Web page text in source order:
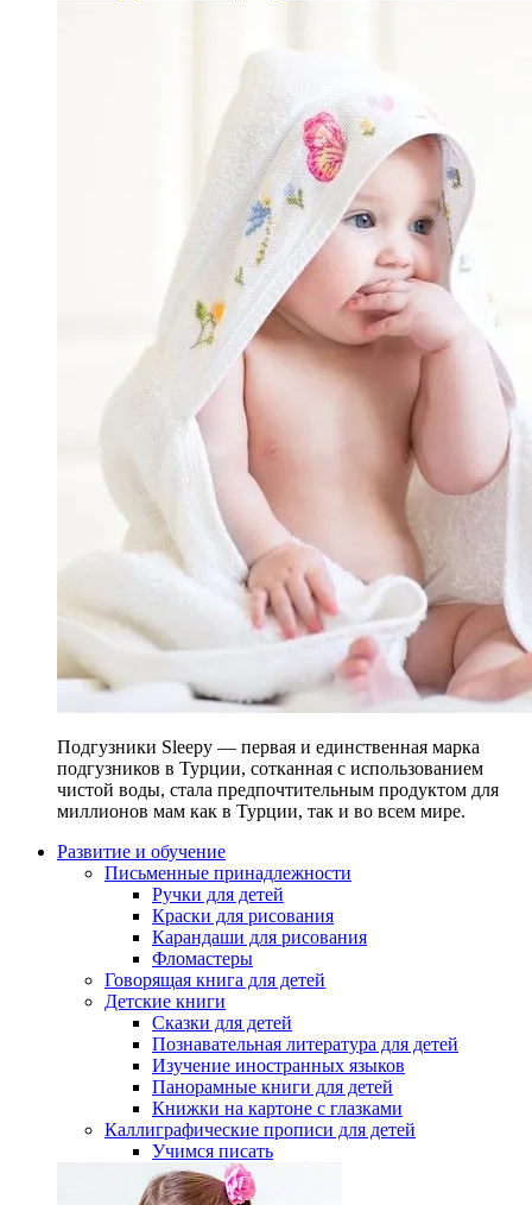
Подгузники Sleepy — первая и единственная марка
подгузников в Турции, сотканная с использованием
чистой воды, стала предпочтительным продуктом для
миллионов мам как в Турции, так и во всем мире.
Развитие и обучение
Письменные принадлежности
Ручки для детей
Краски для рисования
Карандаши для рисования
Фломастеры
Говорящая книга для детей
Детские книги
Сказки для детей
Познавательная литература для детей
Изучение иностранных языков
Панорамные книги для детей
Книжки на картоне с глазками
Каллиграфические прописи для детей
Учимся писать